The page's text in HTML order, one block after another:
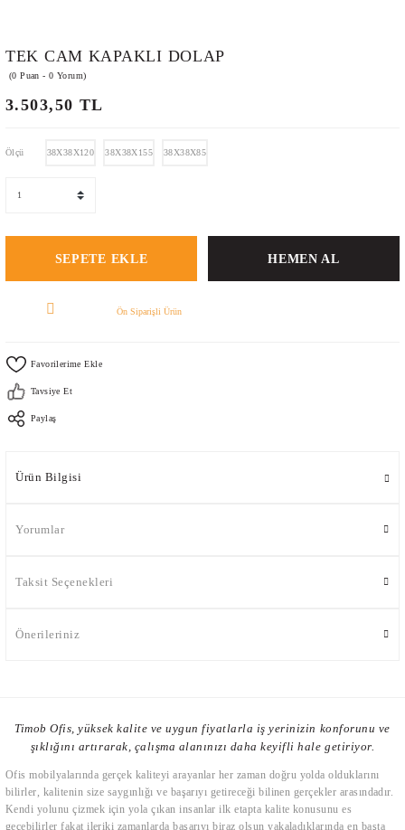
TEK CAM KAPAKLI DOLAP
(0 Puan - 0 Yorum)
3.503,50 TL
Ölçü 38X38X120 38X38X155 38X38X85
SEPETE EKLE HEMEN AL
Ön Siparişli Ürün
Tavsiye Et
Paylaş
Ürün Bilgisi
Yorumlar
Taksit Seçenekleri
Önerileriniz
Timob Ofis, yüksek kalite ve uygun fiyatlarla iş yerinizin konforunu ve
şıklığını artırarak, çalışma alanınızı daha keyifli hale getiriyor.
Ofis mobilyalarında gerçek kaliteyi arayanlar her zaman doğru yolda olduklarını
bilirler, kalitenin size saygınlığı ve başarıyı getireceği bilinen gerçekler arasındadır.
Kendi yolunu çizmek için yola çıkan insanlar ilk etapta kalite konusunu es
geçebilirler fakat ileriki zamanlarda başarıyı biraz olsun yakaladıklarında en başta